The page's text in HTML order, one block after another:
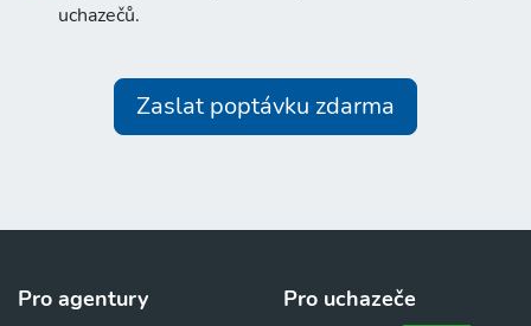
uchazečů.
Zaslat poptávku zdarma
Pro agentury Pro uchazeče